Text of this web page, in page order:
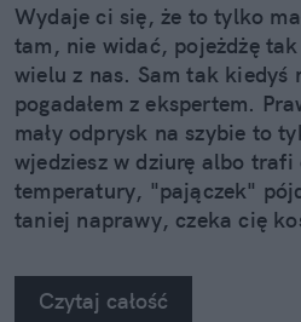
Wydaje ci się, że to tylko
tam, nie widać, pojeżdżę tak
wielu z nas. Sam tak kiedyś
pogadałem z ekspertem.
mały odprysk na szybie to
wjedziesz w dziurę albo trafi
temperatury, "pajączek"
taniej naprawy, czeka cię
na własne oczy zobaczyć,
sobie z takimi uszkodzeniami.
Czytaj całość